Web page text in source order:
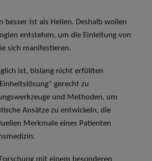
besser ist als Heilen. Deshalb wollen
entstehen, um die Einleitung von
sich manifestieren.
ist, bislang nicht erfüllten
gerecht zu
und Methoden, um
Ansätze zu entwickeln, die
Merkmale eines Patienten
mit einem besonderen